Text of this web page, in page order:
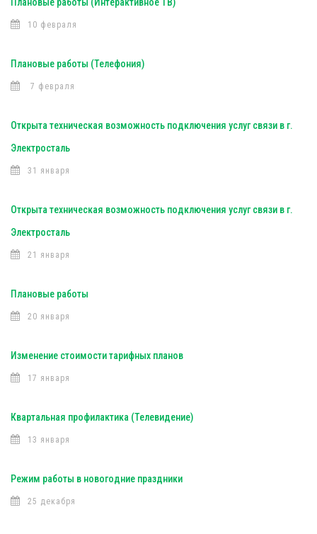
10 февраля
Плановые работы (Телефония)
7 февраля
Открыта техническая возможность подключения услуг связи в г.
Электросталь
31 января
Открыта техническая возможность подключения услуг связи в г.
Электросталь
21 января
Плановые работы
20 января
Изменение стоимости тарифных планов
17 января
Квартальная профилактика (Телевидение)
13 января
Режим работы в новогодние праздники
25 декабря